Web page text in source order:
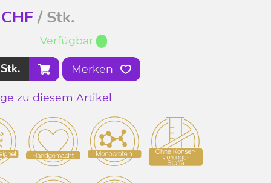
CHF/ Stk.
Verfügbar
Stk. Merken
zu diesem Artikel